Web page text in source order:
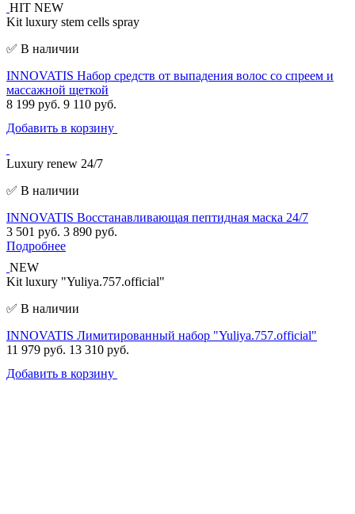
HIT NEW
Kit luxury stem cells spray
✅ В наличии
INNOVATIS Набор средств от выпадения волос со спреем и
массажной щеткой
8 199 руб. 9 110 руб.
Добавить в корзину
Luxury renew 24/7
✅ В наличии
INNOVATIS Восстанавливающая пептидная маска 24/7
3 501 руб. 3 890 руб.
Подробнее
NEW
Kit luxury "Yuliya.757.official"
✅ В наличии
INNOVATIS Лимитированный набор "Yuliya.757.official"
11 979 руб. 13 310 руб.
Добавить в корзину